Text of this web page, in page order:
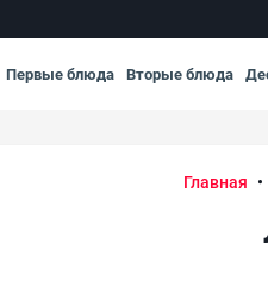
Первые блюда Вторые блюда
Главная